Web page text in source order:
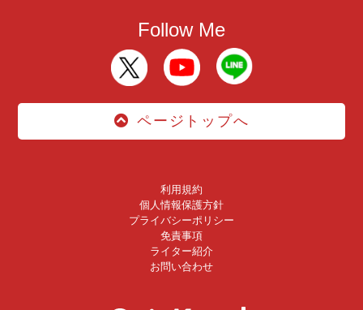
Follow Me
ページトップへ
利用規約
個人情報保護方針
プライバシーポリシー
免責事項
ライター紹介
お問い合わせ